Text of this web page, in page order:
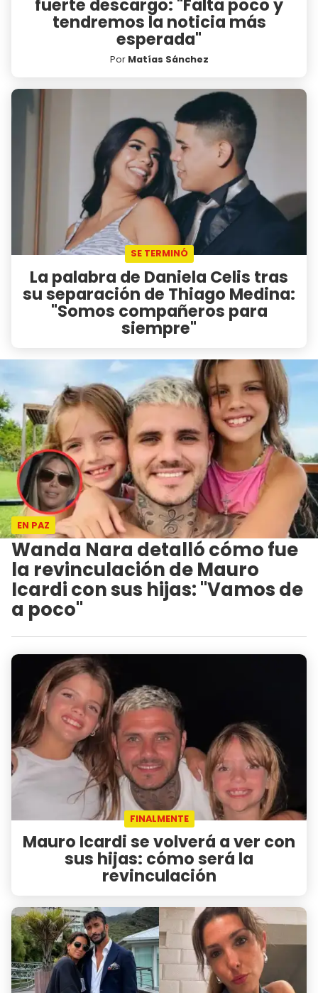
fuerte descargo: "Falta poco y
tendremos la noticia más
esperada"
Por Matías Sánchez
SE TERMINÓ
La palabra de Daniela Celis tras
su separación de Thiago Medina:
"Somos compañeros para
siempre"
EN PAZ
Wanda Nara detalló cómo fue
la revinculación de Mauro
Icardi con sus hijas: "Vamos de
a poco"
FINALMENTE
Mauro Icardi se volverá a ver con
sus hijas: cómo será la
revinculación